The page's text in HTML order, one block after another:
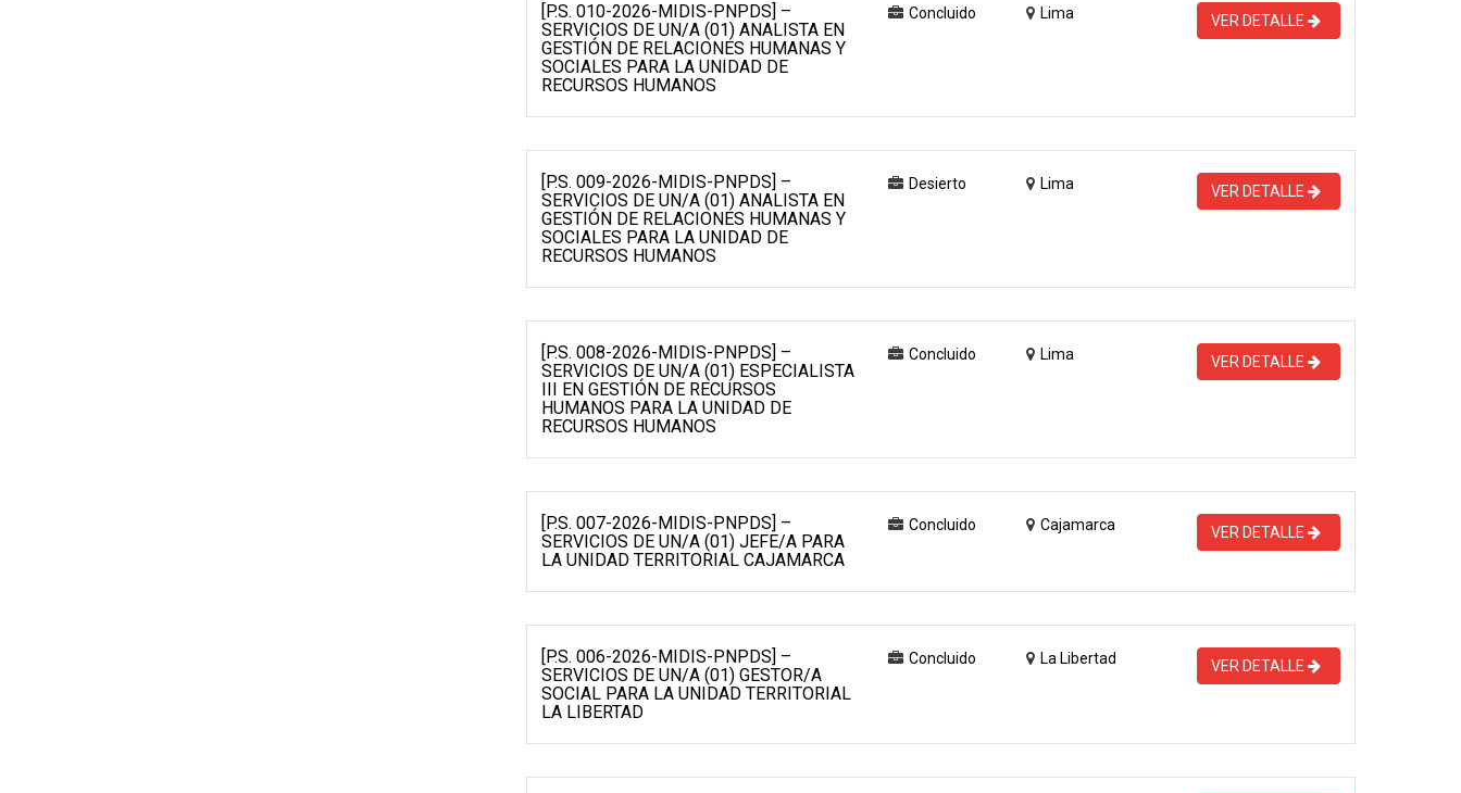
[P.S. 010-2026-MIDIS-PNPDS] –
SERVICIOS DE UN/A (01) ANALISTA EN
GESTIÓN DE RELACIONES HUMANAS Y
SOCIALES PARA LA UNIDAD DE
RECURSOS HUMANOS
Concluido Lima VER DETALLE
[P.S. 009-2026-MIDIS-PNPDS] –
SERVICIOS DE UN/A (01) ANALISTA EN
GESTIÓN DE RELACIONES HUMANAS Y
SOCIALES PARA LA UNIDAD DE
RECURSOS HUMANOS
Desierto Lima VER DETALLE
[P.S. 008-2026-MIDIS-PNPDS] –
SERVICIOS DE UN/A (01) ESPECIALISTA
III EN GESTIÓN DE RECURSOS
HUMANOS PARA LA UNIDAD DE
RECURSOS HUMANOS
Concluido Lima VER DETALLE
[P.S. 007-2026-MIDIS-PNPDS] –
SERVICIOS DE UN/A (01) JEFE/A PARA
LA UNIDAD TERRITORIAL CAJAMARCA
Concluido Cajamarca VER DETALLE
[P.S. 006-2026-MIDIS-PNPDS] –
SERVICIOS DE UN/A (01) GESTOR/A
SOCIAL PARA LA UNIDAD TERRITORIAL
LA LIBERTAD
Concluido La Libertad VER DETALLE